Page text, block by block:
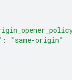
:
"same-origin"